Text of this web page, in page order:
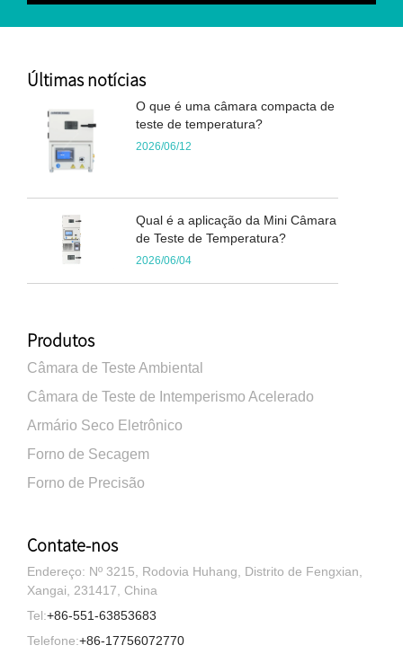
Últimas notícias
O que é uma câmara compacta de
teste de temperatura?
2026/06/12
Qual é a aplicação da Mini Câmara
de Teste de Temperatura?
2026/06/04
Produtos
Câmara de Teste Ambiental
Câmara de Teste de Intemperismo Acelerado
Armário Seco Eletrônico
Forno de Secagem
Forno de Precisão
Contate-nos
Endereço: Nº 3215, Rodovia Huhang, Distrito de Fengxian,
Xangai, 231417, China
Tel:+86-551-63853683
Telefone:+86-17756072770